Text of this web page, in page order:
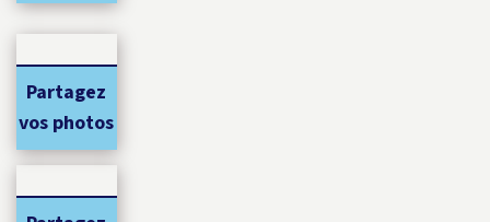
Partagez
vos photos